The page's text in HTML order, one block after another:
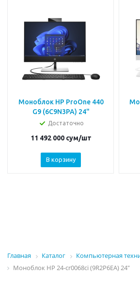
Моноблок HP ProOne 440
G9 (6C9N3PA) 24"
Достаточно
11 492 000сум/шт
В корзину
Главная Каталог Компьютерная
Моноблок HP 24-cr0068ci (9R2P6EA) 24"